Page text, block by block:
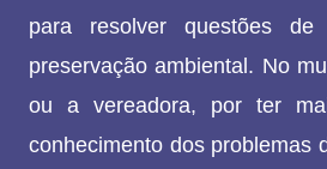
para resolver questões
preservação ambiental. No
ou a vereadora, por ter
conhecimento dos problemas